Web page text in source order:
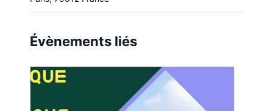
Évènements liés